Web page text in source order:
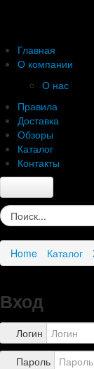
Главная
О компании
О нас
Правила
Доставка
Обзоры
Каталог
Контакты
Главная
О нас
Правила
Каталог
Home Каталог
Вход
Логин
Пароль